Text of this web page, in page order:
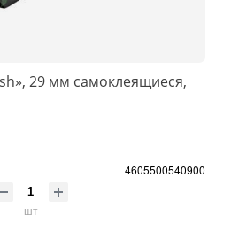
29 мм самоклеящиеся,
4605500540900
шт